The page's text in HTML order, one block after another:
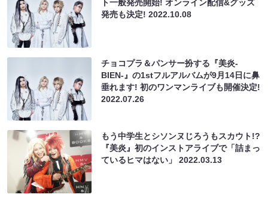
ト一般発売開始! オンライン配信&グッズ
発売も決定!2022.10.08
チョコプラ＆パンサー扮する『美炎-
BIEN-』の1stフルアルバムが9月14日に鼻
垂れます! 初のワンマンライブも開催決定!
2022.07.26
もう中学生とシソンヌじろうもスカウト!?
『美炎』初のインストアライブで「詰まっ
ているヒマはない」2022.03.13